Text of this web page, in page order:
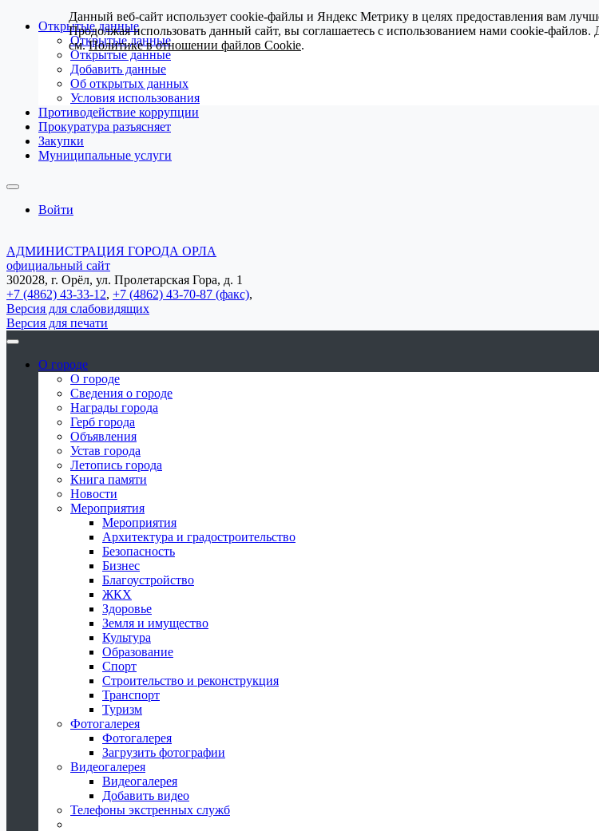
Открытые данные
Открытые данные
Открытые данные
Добавить данные
Об открытых данных
Условия использования
Противодействие коррупции
Прокуратура разъясняет
Закупки
Муниципальные услуги
Войти
АДМИНИСТРАЦИЯ ГОРОДА ОРЛА
официальный сайт
302028, г. Орёл, ул. Пролетарская Гора, д. 1
+7 (4862) 43-33-12, +7 (4862) 43-70-87 (факс),
Версия для слабовидящих
Версия для печати
О городе
О городе
Сведения о городе
Награды города
Герб города
Объявления
Устав города
Летопись города
Книга памяти
Новости
Мероприятия
Мероприятия
Архитектура и градостроительство
Безопасность
Бизнес
Благоустройство
ЖКХ
Здоровье
Земля и имущество
Культура
Образование
Спорт
Строительство и реконструкция
Транспорт
Туризм
Фотогалерея
Фотогалерея
Загрузить фотографии
Видеогалерея
Видеогалерея
Добавить видео
Телефоны экстренных служб
Данный веб-сайт использует cookie-файлы и Яндекс Метрику в целях предоставления вам
Продолжая использовать данный сайт, вы соглашаетесь с использованием нами cookie-
см.Политике в отношении файлов Cookie.